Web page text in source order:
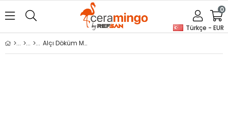
Türkçe - EUR
0
Alçı Döküm Masası (Demonte)